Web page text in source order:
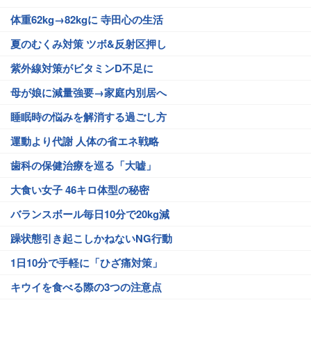
体重62kg→82kgに 寺田心の生活
夏のむくみ対策 ツボ&反射区押し
紫外線対策がビタミンD不足に
母が娘に減量強要→家庭内別居へ
睡眠時の悩みを解消する過ごし方
運動より代謝 人体の省エネ戦略
歯科の保健治療を巡る「大嘘」
大食い女子 46キロ体型の秘密
バランスボール毎日10分で20kg減
躁状態引き起こしかねないNG行動
1日10分で手軽に「ひざ痛対策」
キウイを食べる際の3つの注意点